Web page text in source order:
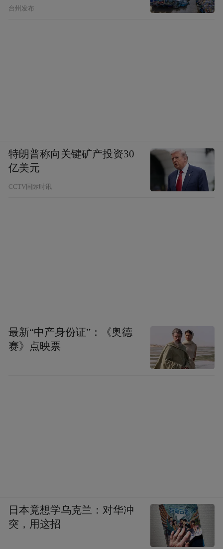
台州发布
特朗普称向关键矿产投资30
亿美元
CCTV国际时讯
最新“中产身份证”：《奥德
赛》点映票
日本竟想学乌克兰：对华冲
突，用这招